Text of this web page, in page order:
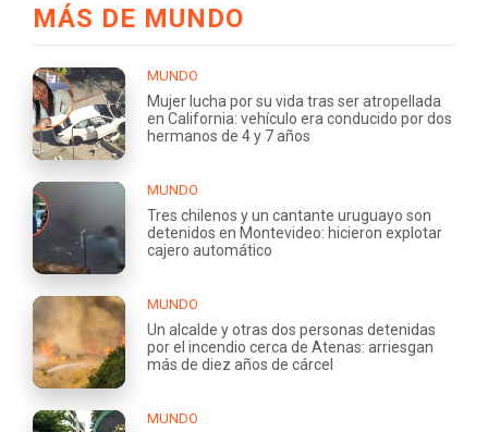
MÁS DE MUNDO
MUNDO
Mujer lucha por su vida tras ser atropellada
en California: vehículo era conducido por dos
hermanos de 4 y 7 años
MUNDO
Tres chilenos y un cantante uruguayo son
detenidos en Montevideo: hicieron explotar
cajero automático
MUNDO
Un alcalde y otras dos personas detenidas
por el incendio cerca de Atenas: arriesgan
más de diez años de cárcel
MUNDO